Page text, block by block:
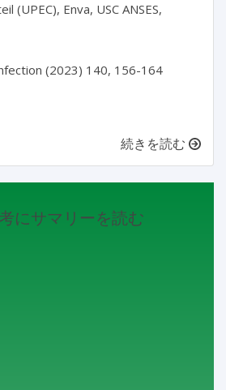
(UPEC), Enva, USC ANSES,
(2023) 140, 156-164
続きを読む
にサマリーを読む